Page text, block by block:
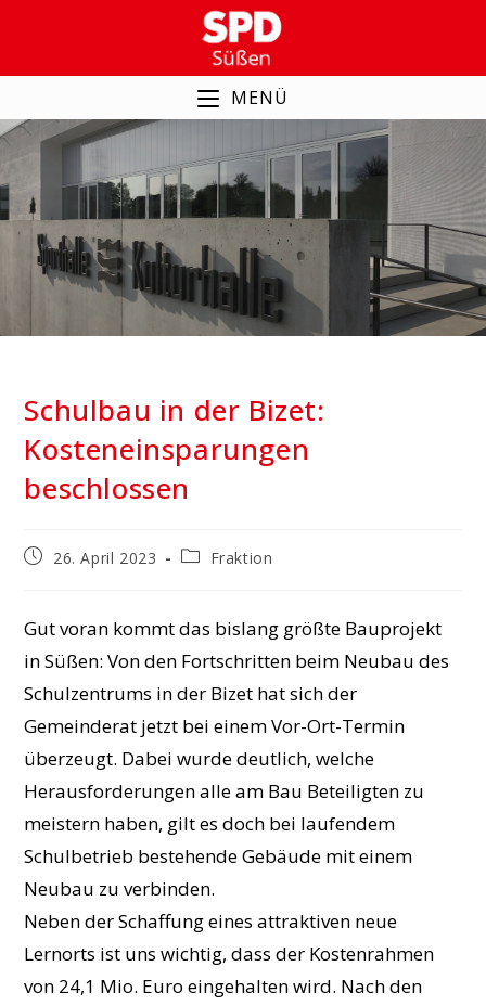
MENÜ
Schulbau in der Bizet:
Kosteneinsparungen
beschlossen
Schulbau in der Bizet:
Kosteneinsparungen
beschlossen
Beitrag26. April 2023
Beitrags-
Fraktion
Gut voran kommt das bislang größte Bauprojekt
in Süßen: Von den Fortschritten beim Neubau des
Schulzentrums in der Bizet hat sich der
Gemeinderat jetzt bei einem Vor-Ort-Termin
überzeugt. Dabei wurde deutlich, welche
Herausforderungen alle am Bau Beteiligten zu
meistern haben, gilt es doch bei laufendem
Schulbetrieb bestehende Gebäude mit einem
Neubau zu verbinden.
Neben der Schaffung eines attraktiven neue
Lernorts ist uns wichtig, dass der Kostenrahmen
von 24,1 Mio. Euro eingehalten wird. Nach den